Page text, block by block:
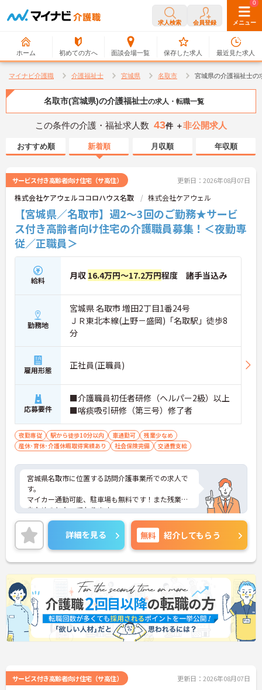
求人検索 会員登録 メニュー
ホーム 初めての方へ 面談会場一覧
0
保存した求人
0
最近見た求人
マイナビ介護職 介護福祉士 宮城県 名取市 宮城県の介護福祉士の
名取市(宮城県)の介護福祉士の求人・転職一覧
この条件の介護・福祉求人数 43件 ＋非公開求人
おすすめ順 新着順 月収順 年収順
サービス付き高齢者向け住宅（サ高住） 更新日：2026年08月07日
株式会社ケアウェルココロハウス名取 株式会社ケアウェル
【宮城県／名取市】週2～3回のご勤務★サービ
ス付き高齢者向け住宅の介護職員募集！＜夜勤専
従／正職員＞
給料 月収 16.4万円～17.2万円程度 諸手当込み
勤務地
宮城県 名取市 増田2丁目1番24号
ＪＲ東北本線(上野－盛岡)「名取駅」徒歩8
分
雇用形態 正社員(正職員)
応募要件
■介護職員初任者研修（ヘルパー2級）以上
■喀痰吸引研修（第三号）修了者
夜勤専従 駅から徒歩10分以内 車通勤可
残業少なめ
産休･育休･介護休暇取得実績あり
社会保険完備 交通費支給
宮城県名取市に位置する訪問介護事業所での求人で
す。
マイカー通勤可能、駐車場も無料です！また残業が
少なめのとなっております。
ご興味のある方はお気軽にお問い合わせ下さい。
詳細を見る 無料 紹介してもらう
サービス付き高齢者向け住宅（サ高住） 更新日：2026年08月07日